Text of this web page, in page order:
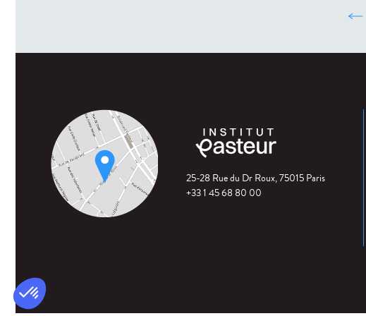
25-28 Rue du Dr Roux, 75015 Paris
+33 1 45 68 80 00